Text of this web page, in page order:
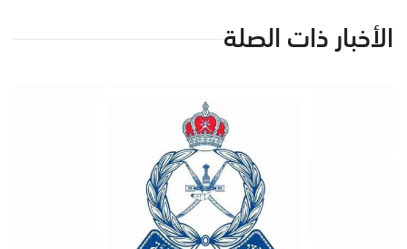
الأخبار ذات الصلة